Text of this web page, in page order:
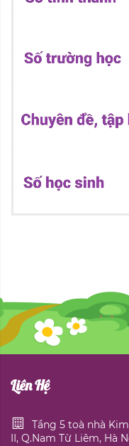
Liên Hệ
Tầng 5 toà nhà
II, Q.Nam Từ Liêm, Hà